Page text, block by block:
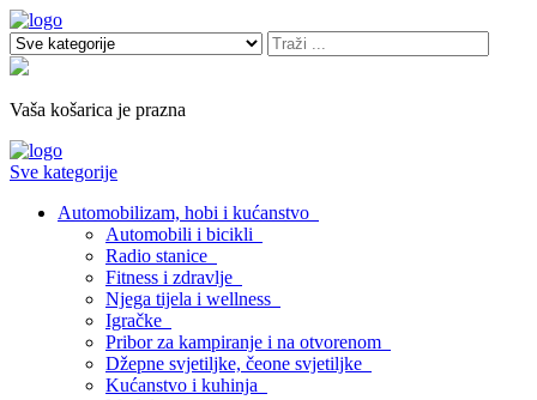
Vaša košarica je prazna
Sve kategorije
Automobilizam, hobi i kućanstvo
Automobili i bicikli
Radio stanice
Fitness i zdravlje
Njega tijela i wellness
Igračke
Pribor za kampiranje i na otvorenom
Džepne svjetiljke, čeone svjetiljke
Kućanstvo i kuhinja